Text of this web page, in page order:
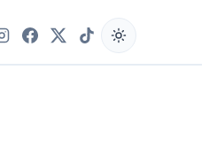
Síguenos en Instagram
Síguenos en Facebook
Síguenos en X
Síguenos en TikTok